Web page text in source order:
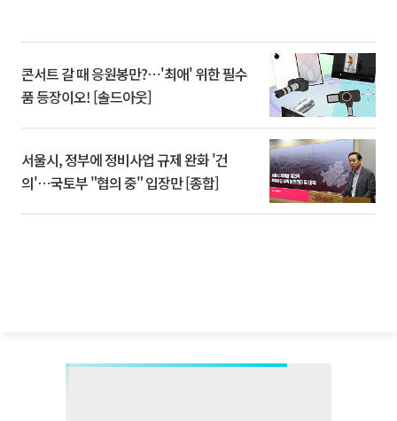
콘서트 갈 때 응원봉만?⋯'최애' 위한 필수
품 등장이오! [솔드아웃]
서울시, 정부에 정비사업 규제 완화 '건
의'⋯국토부 "협의 중" 입장만 [종합]